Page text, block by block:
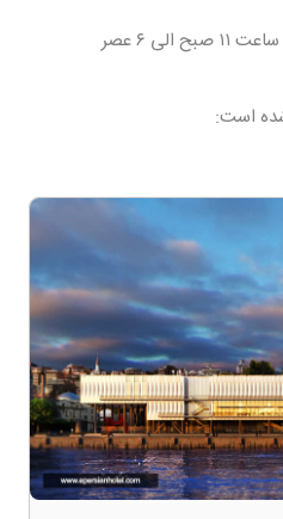
الی ۶ عصر
است: